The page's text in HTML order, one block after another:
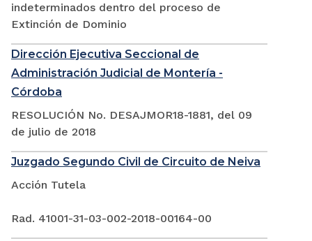
indeterminados dentro del proceso de
Extinción de Dominio
Dirección Ejecutiva Seccional de
Administración Judicial de Montería -
Córdoba
RESOLUCIÓN No. DESAJMOR18-1881, del 09
de julio de 2018
Juzgado Segundo Civil de Circuito de Neiva
Acción Tutela
Rad. 41001-31-03-002-2018-00164-00